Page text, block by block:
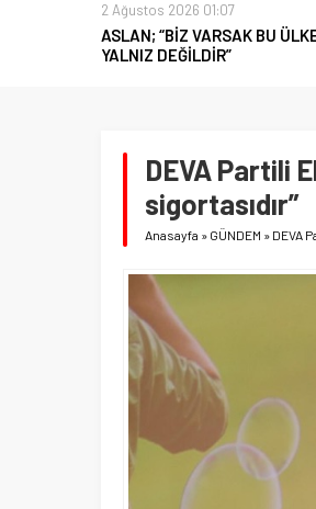
2 Ağustos 2026 01:07
ASLAN; “BİZ VARSAK BU
YALNIZ DEĞİLDİR”
DEVA Partili
sigortasıdır”
Anasayfa » GÜNDEM » DEVA